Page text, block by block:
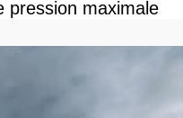
pression maximale